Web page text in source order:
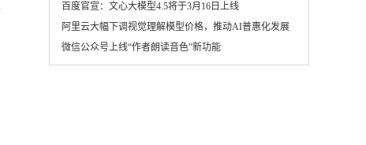
百度官宣：文心大模型4.5将于3月16日上线
阿里云大幅下调视觉理解模型价格，推动AI普惠化发展
微信公众号上线“作者朗读音色”新功能